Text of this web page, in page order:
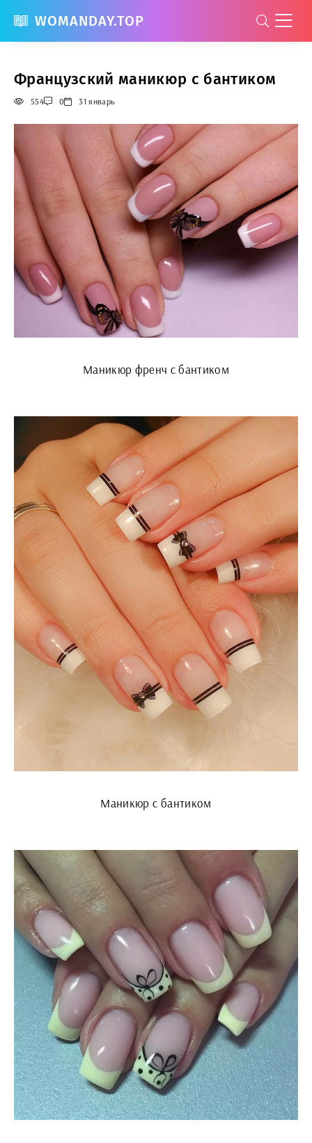
WOMANDAY.TOP
Французский маникюр с бантиком
554 0 31 январь
Маникюр френч с бантиком
Маникюр с бантиком